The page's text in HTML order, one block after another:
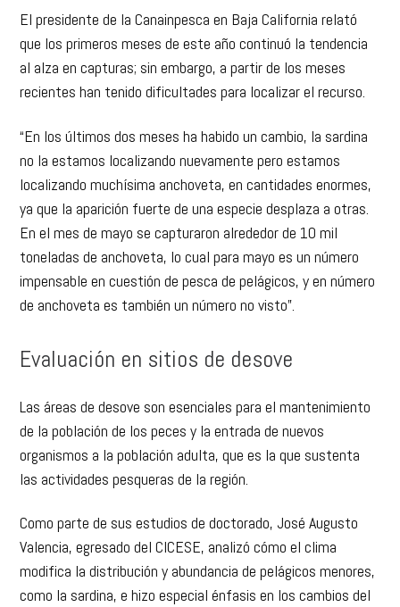
El presidente de la Canainpesca en Baja California relató
que los primeros meses de este año continuó la tendencia
al alza en capturas; sin embargo, a partir de los meses
recientes han tenido dificultades para localizar el recurso.
“En los últimos dos meses ha habido un cambio, la sardina
no la estamos localizando nuevamente pero estamos
localizando muchísima anchoveta, en cantidades enormes,
ya que la aparición fuerte de una especie desplaza a otras.
En el mes de mayo se capturaron alrededor de 10 mil
toneladas de anchoveta, lo cual para mayo es un número
impensable en cuestión de pesca de pelágicos, y en número
de anchoveta es también un número no visto”.
Evaluación en sitios de desove
Las áreas de desove son esenciales para el mantenimiento
de la población de los peces y la entrada de nuevos
organismos a la población adulta, que es la que sustenta
las actividades pesqueras de la región.
Como parte de sus estudios de doctorado, José Augusto
Valencia, egresado del CICESE, analizó cómo el clima
modifica la distribución y abundancia de pelágicos menores,
como la sardina, e hizo especial énfasis en los cambios del